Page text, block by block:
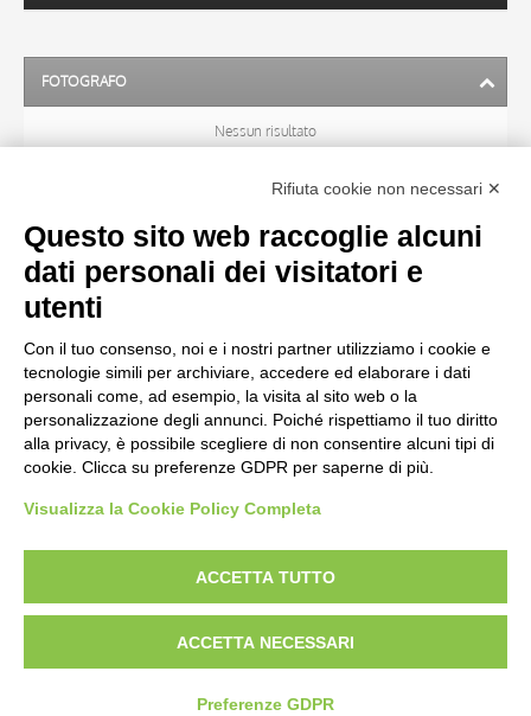
FOTOGRAFO
Nessun risultato
TITOLO
MATERIA E TECNICA
CRONOLOGIA
diritto d’autore, legge 22 aprile 1941 n. 633. I diritti degli autori, degli artisti e
dei fotografi che hanno realizzato le opere e le immagini, degli enti e delle
istituzioni che ne sono proprietari, sono riservati. Si vieta quindi la
riproduzione con qualsiasi mezzo effettuata, anche per uso gratuito o
personale.
Rifiuta cookie non necessari ✕
Questo sito web raccoglie alcuni
dati personali dei visitatori e
utenti
Con il tuo consenso, noi e i nostri partner utilizziamo i cookie e
tecnologie simili per archiviare, accedere ed elaborare i dati
personali come, ad esempio, la visita al sito web o la
personalizzazione degli annunci. Poiché rispettiamo il tuo diritto
alla privacy, è possibile scegliere di non consentire alcuni tipi di
cookie. Clicca su preferenze GDPR per saperne di più.
Visualizza la Cookie Policy Completa
ACCETTA TUTTO
ACCETTA NECESSARI
Preferenze GDPR